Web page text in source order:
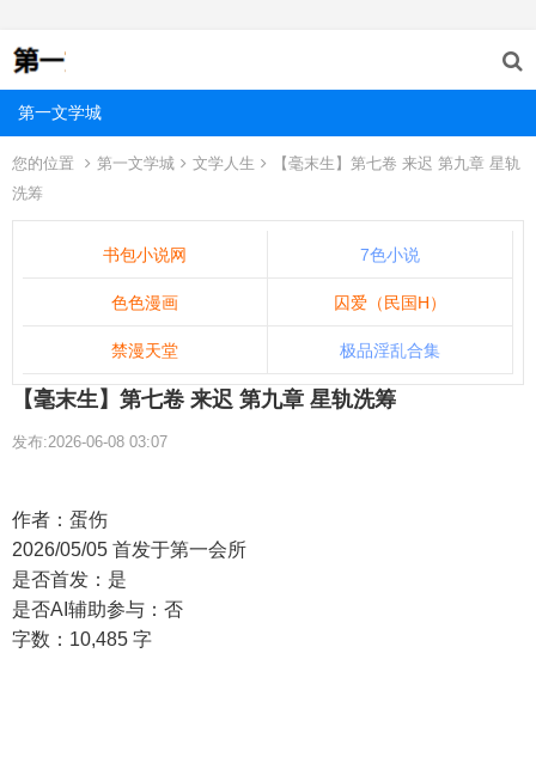
第一文学城
您的位置 第一文学城 文学人生
【毫末生】第七卷 来迟 第九章 星轨
洗筹
书包小说网 7色小说
色色漫画 囚爱（民国H）
禁漫天堂 极品淫乱合集
【毫末生】第七卷 来迟 第九章 星轨洗筹
发布:2026-06-08 03:07
作者：蛋伤
2026/05/05 首发于第一会所
是否首发：是
是否AI辅助参与：否
字数：10,485 字